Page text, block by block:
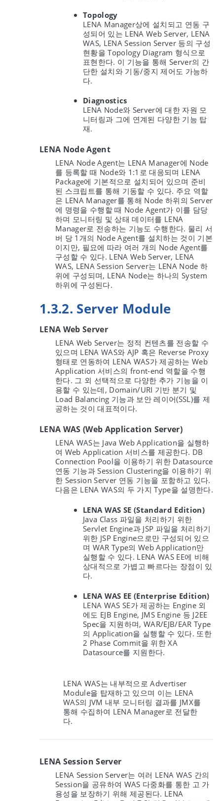
Topology
LENA Manager상에 설치되고 연동 구
성되어 있는 LENA Web Server, LENA
WAS, LENA Session Server 등의 구성
현황을 Topology Diagram 형식으로
표현한다. 이 기능을 통해 Server의 간
단한 설치와 기동/중지 제어도 가능하
다.
Diagnostics
LENA Node와 Server에 대한 자원 모
니터링과 그에 연계된 다양한 기능 탑
재.
LENA Node Agent
LENA Node Agent는 LENA Manager에 Node
를 등록할 때 Node와 1:1로 대응되며 LENA
Package에 기본적으로 설치되어 있으며 준비
된 스크립트를 통해 기동할 수 있다. 주요 역할
은 LENA Manager를 통해 Node 하위의 Server
에 명령을 수행할 때 Node Agent가 이를 담당
하며 모니터링 및 상태 데이터를 LENA
Manager로 전송하는 기능도 수행한다. 물리 서
버 당 1개의 Node Agent를 설치하는 것이 기본
이지만, 필요에 따라 여러 개의 Node Agent를
구성할 수 있다. LENA Web Server, LENA
WAS, LENA Session Server는 LENA Node 하
위에 구성되며, LENA Node는 하나의 System
하위에 구성된다.
1.3.2. Server Module
LENA Web Server
LENA Web Server는 정적 컨텐츠를 전송할 수
있으며 LENA WAS와 AJP 혹은 Reverse Proxy
형태로 연동하여 LENA WAS가 제공하는 Web
Application 서비스의 front-end 역할을 수행
한다. 그 외 선택적으로 다양한 추가 기능을 이
용할 수 있는데, Domain/URI 기반 분기 및
Load Balancing 기능과 보안 레이어(SSL)를 제
공하는 것이 대표적이다.
LENA WAS (Web Application Server)
LENA WAS는 Java Web Application을 실행하
여 Web Application 서비스를 제공한다. DB
Connection Pool을 이용하기 위한 Datasource
연동 기능과 Session Clustering을 이용하기 위
한 Session Server 연동 기능을 포함하고 있다.
다음은 LENA WAS의 두 가지 Type을 설명한다.
LENA WAS SE (Standard Edition)
Java Class 파일을 처리하기 위한
Servlet Engine과 JSP 파일을 처리하기
위한 JSP Engine으로만 구성되어 있으
며 WAR Type의 Web Application만
실행할 수 있다. LENA WAS EE에 비해
상대적으로 가볍고 빠르다는 장점이 있
다.
LENA WAS EE (Enterprise Edition)
LENA WAS SE가 제공하는 Engine 외
에도 EJB Engine, JMS Engine 등 J2EE
Spec을 지원하며, WAR/EJB/EAR Type
의 Application을 실행할 수 있다. 또한
2 Phase Commit을 위한 XA
Datasource를 지원한다.
LENA WAS는 내부적으로 Advertiser
Module을 탑재하고 있으며 이는 LENA
WAS의 JVM 내부 모니터링 결과를 JMX를
통해 수집하여 LENA Manager로 전달한
다.
LENA Session Server
LENA Session Server는 여러 LENA WAS 간의
Session을 공유하여 WAS 다중화를 통한 고 가
용성을 보장하기 위해 제공된다. LENA